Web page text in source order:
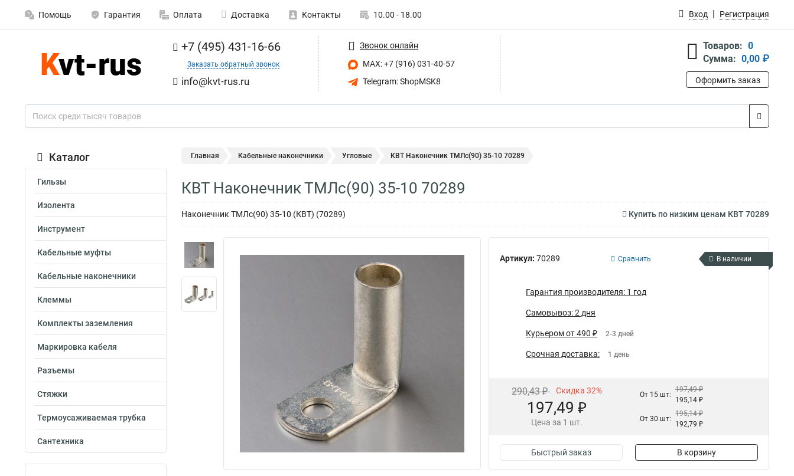
Помощь Гарантия Оплата Доставка Контакты 10.00 - 18.00 Вход Регистрация
+7 (495) 431-16-66
Заказать обратный звонок
info@kvt-rus.ru
Звонок онлайн
MAX: +7 (916) 031-40-57
Telegram: ShopMSK8
Товаров: 0
Сумма: 0,00 ₽
Оформить заказ
Каталог
Гильзы
Изолента
Инструмент
Кабельные муфты
Кабельные наконечники
Клеммы
Комплекты заземления
Маркировка кабеля
Разъемы
Стяжки
Термоусаживаемая трубка
Сантехника
Главная Кабельные наконечники Угловые КВТ Наконечник ТМЛс(90) 35-10 70289
КВТ Наконечник ТМЛс(90) 35-10 70289
Наконечник ТМЛс(90) 35-10 (КВТ) (70289) Купить по низким ценам КВТ 70289
Артикул: 70289 Сравнить В наличии
Гарантия производителя: 1 год
Самовывоз: 2 дня
Курьером от 490 ₽ 2-3 дней
Срочная доставка: 1 день
290,43 ₽ Скидка 32%
197,49 ₽
Цена за 1 шт.
От 15 шт:
197,49 ₽
195,14 ₽
От 30 шт:
195,14 ₽
192,79 ₽
Быстрый заказ В корзину